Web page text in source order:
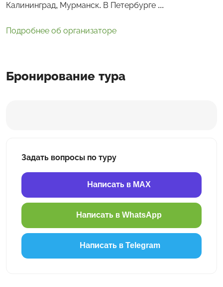
Калининград, Мурманск. В Петербурге ...
Подробнее об организаторе
Бронирование тура
Задать вопросы по туру
Написать в MAX
Написать в WhatsApp
Написать в Telegram